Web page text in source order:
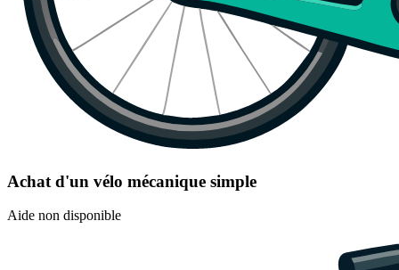
Achat d'un vélo mécanique simple
Aide non disponible